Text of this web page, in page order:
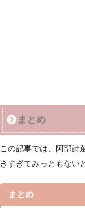
まとめ
この記事では、阿部詩
きすぎてみっともない
まとめ